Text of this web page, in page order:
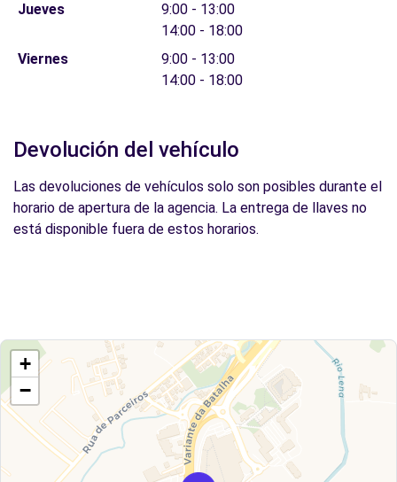
Jueves
9:00 - 13:00
14:00 - 18:00
Viernes
9:00 - 13:00
14:00 - 18:00
Devolución del vehículo
Las devoluciones de vehículos solo son posibles durante el
horario de apertura de la agencia. La entrega de llaves no
está disponible fuera de estos horarios.
+
−